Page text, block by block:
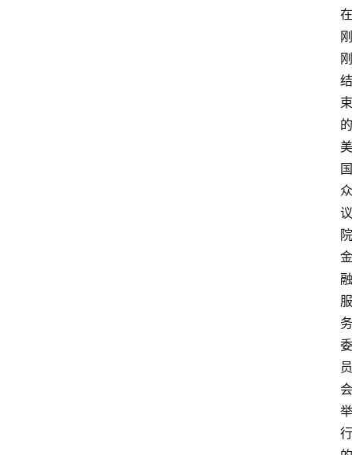
在
刚
刚
结
束
的
美
国
众
议
院
金
融
服
务
委
员
会
举
行